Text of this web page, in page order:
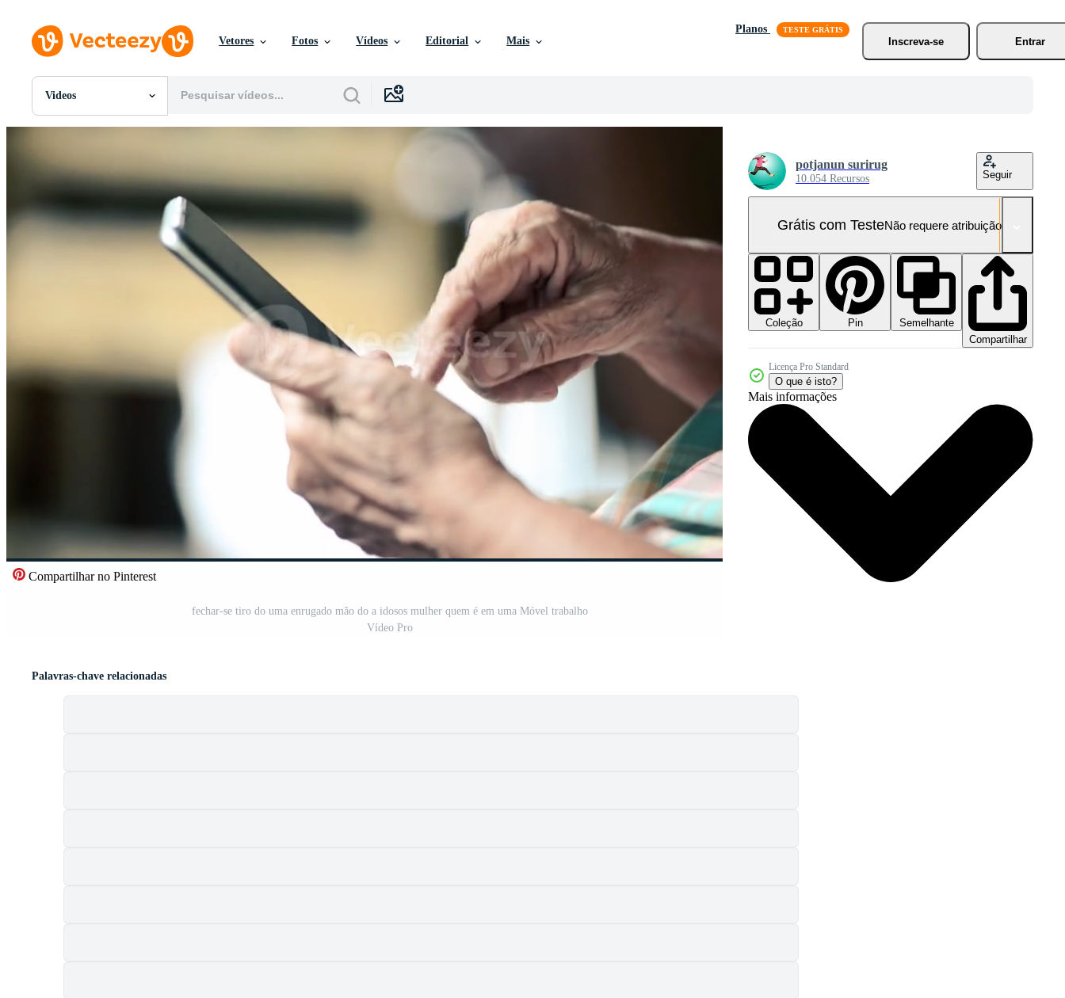
Vetores Fotos Vídeos Editorial Mais
Planos
Inscreva-se
Entrar
Videos
Todas Imagens
PSDs
SVGs
Vetores
Videos
Motion graphics
Compartilhar no Pinterest
fechar-se tiro do uma enrugado mão do a idosos mulher quem é em uma Móvel trabalho
Vídeo Pro
potjanun surirug
10.054 Recursos Seguir
Grátis com TesteNão requere atribuição!
Coleção Pin
Semelhante
Compartilhar
Licença Pro Standard
O que é isto?
Mais informações
Palavras-chave relacionadas